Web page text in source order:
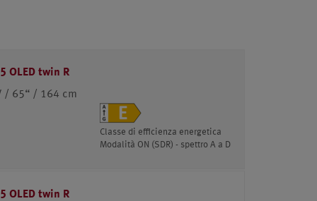
OLED twin R
/ 65“ / 164 cm
Classe di efficienza energetica
Modalità ON (SDR) - spettro A a D
OLED twin R